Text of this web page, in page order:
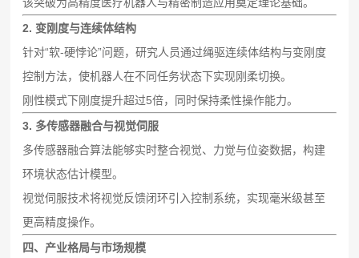
2. 变刚度与连续体结构
针对“软-硬悖论”问题，研究人员通过绳驱连续体结构与变刚度
控制方法，使机器人在不同任务状态下实现刚柔切换。
刚性模式下刚度提升超过5倍，同时保持柔性操作能力。
3. 多传感器融合与视觉伺服
多传感器融合算法能够实时整合视觉、力觉与位姿数据，构建
环境状态估计模型。
视觉伺服技术将视觉反馈闭环引入控制系统，实现毫米级甚至
更高精度操作。
四、产业格局与市场规模